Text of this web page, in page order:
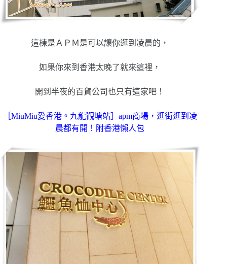
這棟是ＡＰＭ是可以讓你逛到凌晨的，
如果你來到香港太晚了就來這裡，
開到半夜的百貨公司也只有這家吧！
［MiuMiu愛香港。九龍觀塘站］apm商場，逛街逛到凌
晨都有開！附香港懶人包